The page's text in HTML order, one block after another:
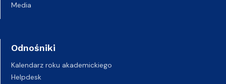
Media
Odnośniki
Kalendarz roku akademickiego
Helpdesk